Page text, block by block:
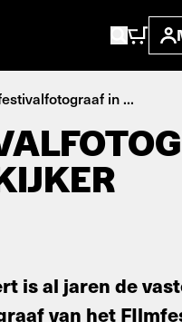
in ...
is al jaren de
van het